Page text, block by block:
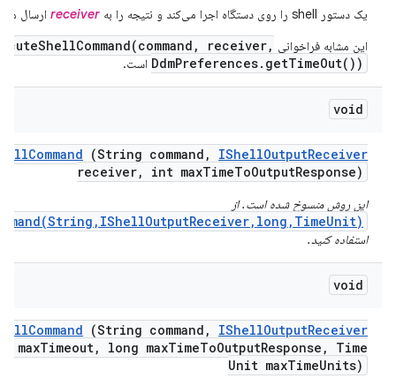
یک دستور shell را روی دستگاه اجرا می‌کند و نتیجه را به receiver ارسال
این مشابه فراخوانی receiver,
DdmPreferences.getTimeOut()) است.
void
Command (String command , IShellOutputReceiver
receiver, int maxTimeToOutputResponse)
این روش منسوخ شده است. از
استفاده کنید.
void
Command (String command , IShellOutputReceiver
maxTimeout, long maxTimeToOutputResponse ,
Time
Unit maxTimeUnits)